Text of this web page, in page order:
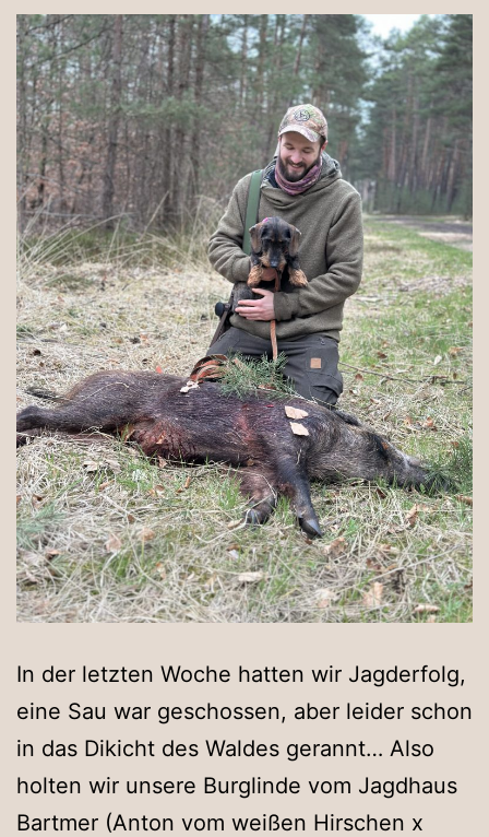
In der letzten Woche hatten wir Jagderfolg,
eine Sau war geschossen, aber leider schon
in das Dikicht des Waldes gerannt… Also
holten wir unsere Burglinde vom Jagdhaus
Bartmer (Anton vom weißen Hirschen x